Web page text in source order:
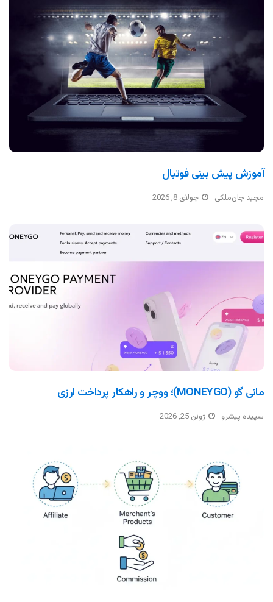
آموزش پیش بینی فوتبال
مجید جان‌ملکی جولای 8, 2026
مانی گو (MONEYGO)؛ ووچر و راهکار پرداخت ارزی
سپیده پیشرو ژوئن 25, 2026